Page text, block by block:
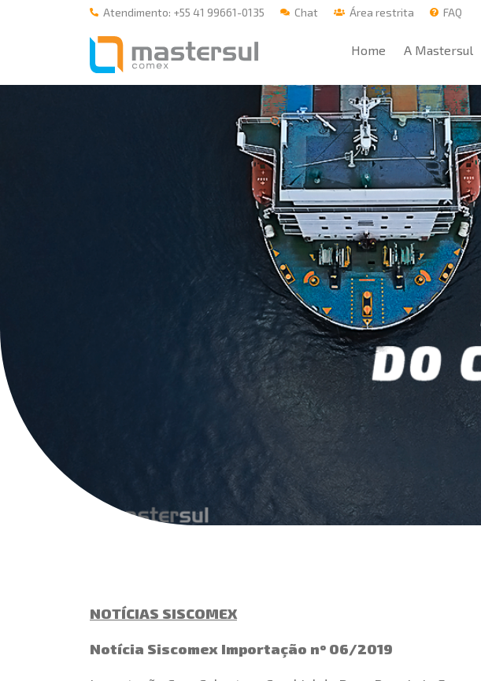
Atendimento: +55 41 99661-0135 Chat Área restrita FAQ
Home A Mastersul
NOTÍCIAS SISCOMEX
Notícia Siscomex Importação nº 06/2019